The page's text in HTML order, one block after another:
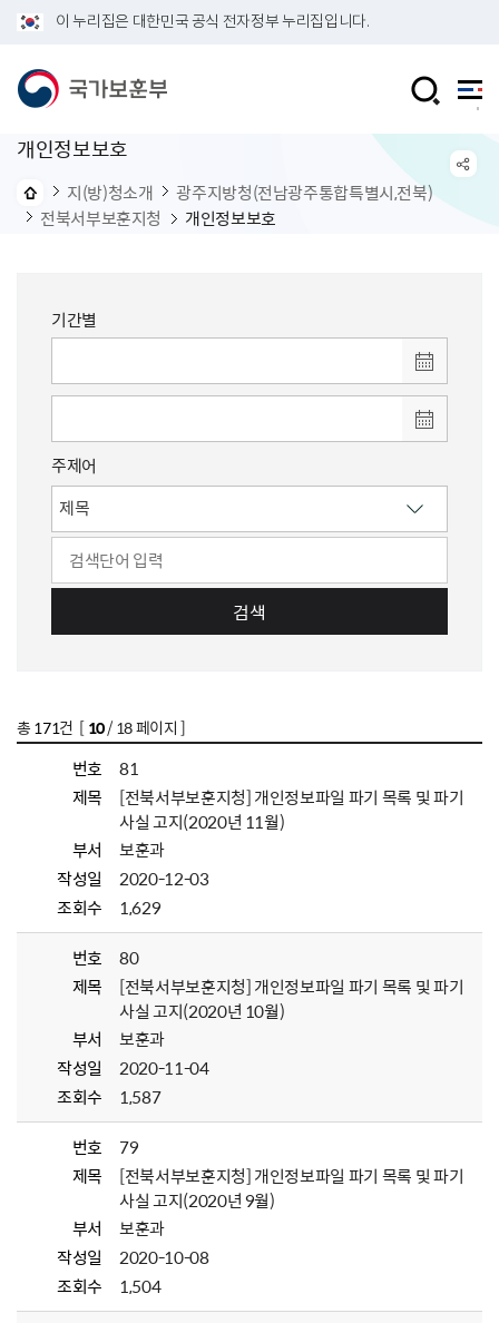
이 누리집은 대한민국 공식 전자정부 누리집입니다.
개인정보보호
지(방)청소개
광주지방청(전남광주통합특별시,전북)
전북서부보훈지청
개인정보보호
기간별
주제어
검색
총 171건 [ 10/ 18 페이지 ]
번호
81
제목
[전북서부보훈지청] 개인정보파일 파기 목록 및 파기
사실 고지(2020년 11월)
부서
보훈과
작성일
2020-12-03
조회수
1,629
번호
80
제목
[전북서부보훈지청] 개인정보파일 파기 목록 및 파기
사실 고지(2020년 10월)
부서
보훈과
작성일
2020-11-04
조회수
1,587
번호
79
제목
[전북서부보훈지청] 개인정보파일 파기 목록 및 파기
사실 고지(2020년 9월)
부서
보훈과
작성일
2020-10-08
조회수
1,504